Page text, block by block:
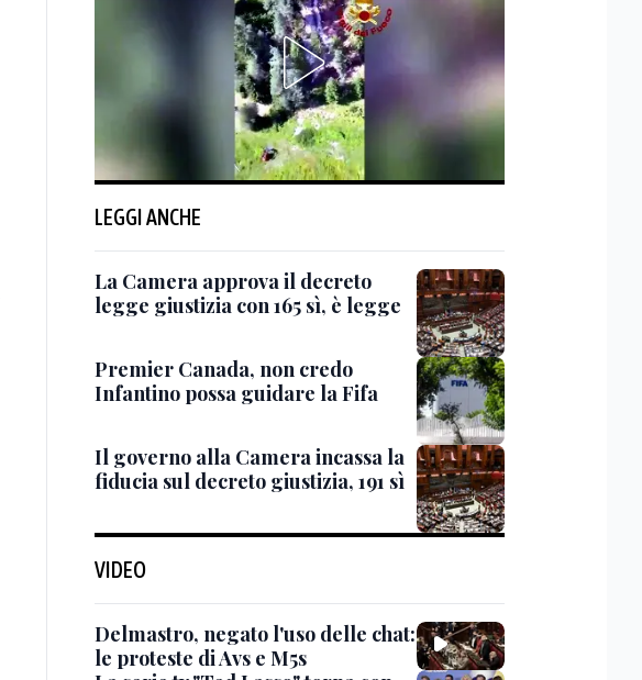
LEGGI ANCHE
La Camera approva il decreto
legge giustizia con 165 sì, è legge
Premier Canada, non credo
Infantino possa guidare la Fifa
Il governo alla Camera incassa la
fiducia sul decreto giustizia, 191 sì
VIDEO
Delmastro, negato l'uso delle chat:
le proteste di Avs e M5s